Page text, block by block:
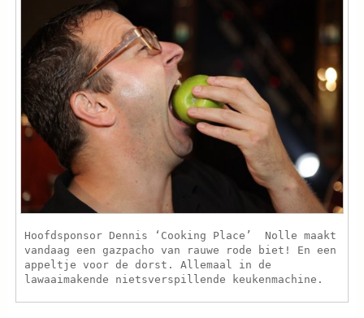
Hoofdsponsor Dennis ‘Cooking Place’ Nolle maakt
vandaag een gazpacho van rauwe rode biet! En een
appeltje voor de dorst. Allemaal in de
lawaaimakende nietsverspillende keukenmachine.